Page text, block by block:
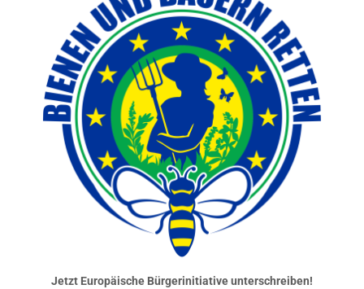
Jetzt Europäische Bürgerinitiative unterschreiben!